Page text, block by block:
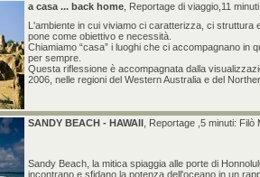
a casa ... back home , Reportage di viaggio,11
L'ambiente in cui viviamo ci caratterizza, ci struttura
pone come obiettivo e necessità.
Chiamiamo “casa” i luoghi che ci accompagnano in
per sempre.
Questa riflessione è accompagnata dalla
2006, nelle regioni del Western Australia e del
SANDY BEACH - HAWAII , Reportage ,5 minuti: Filò
Sandy Beach, la mitica spiaggia alle porte di
incontrano e sfidano la potenza dell'oceano in un